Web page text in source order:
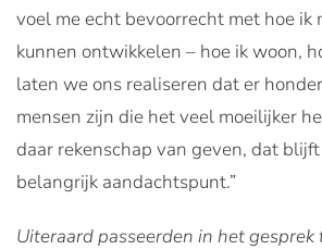
voel me echt bevoorrecht met hoe ik
kunnen ontwikkelen – hoe ik woon,
laten we ons realiseren dat er
mensen zijn die het veel moeilijker
daar rekenschap van geven, dat
belangrijk aandachtspunt.”
Uiteraard passeerden in het gesprek